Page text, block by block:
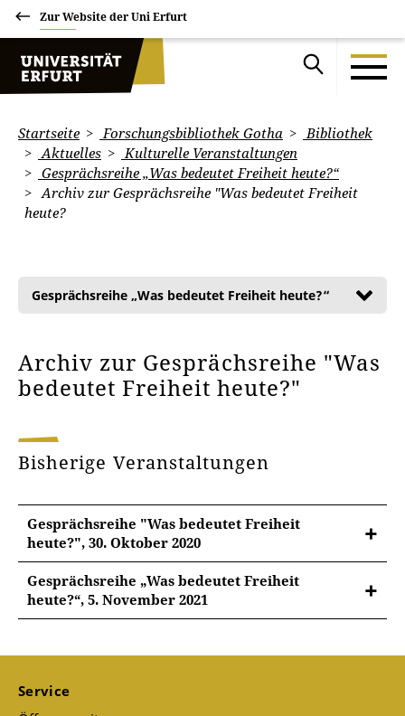
Zur Website der Uni Erfurt
Startseite Forschungsbibliothek Gotha
Bibliothek
Aktuelles
Kulturelle Veranstaltungen
Gesprächsreihe „Was bedeutet Freiheit heute?“
Archiv zur Gesprächsreihe "Was bedeutet Freiheit
heute?
Gesprächsreihe „Was bedeutet Freiheit heute?“
Archiv zur Gesprächsreihe "Was
bedeutet Freiheit heute?"
Bisherige Veranstaltungen
Gesprächsreihe "Was bedeutet Freiheit
heute?", 30. Oktober 2020
Gesprächsreihe „Was bedeutet Freiheit
heute?“, 5. November 2021
Im Gespräch Manja Präkels und Ingo Schulze,
Service